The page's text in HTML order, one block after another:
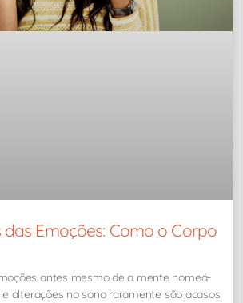
das Emoções: Como o Corpo
antes mesmo de a mente nomeá-
e alterações no sono raramente são acasos